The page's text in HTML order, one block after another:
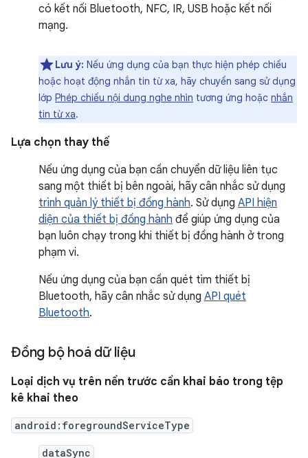
có kết nối Bluetooth, NFC, IR, USB hoặc kết nối
mạng.
Lưu ý: Nếu ứng dụng của bạn thực hiện phép chiếu
hoặc hoạt động nhắn tin từ xa, hãy chuyển sang sử dụng
lớp Phép chiếu nội dung nghe nhìn tương ứng hoặc nhắn
tin từ xa.
Lựa chọn thay thế
Nếu ứng dụng của bạn cần chuyển dữ liệu liên tục
sang một thiết bị bên ngoài, hãy cân nhắc sử dụng
trình quản lý thiết bị đồng hành. Sử dụng API hiện
diện của thiết bị đồng hành để giúp ứng dụng của
bạn luôn chạy trong khi thiết bị đồng hành ở trong
phạm vi.
Nếu ứng dụng của bạn cần quét tìm thiết bị
Bluetooth, hãy cân nhắc sử dụng API quét
Bluetooth.
Đồng bộ hoá dữ liệu
Loại dịch vụ trên nền trước cần khai báo trong tệp
kê khai theo
android:foregroundServiceType
dataSync